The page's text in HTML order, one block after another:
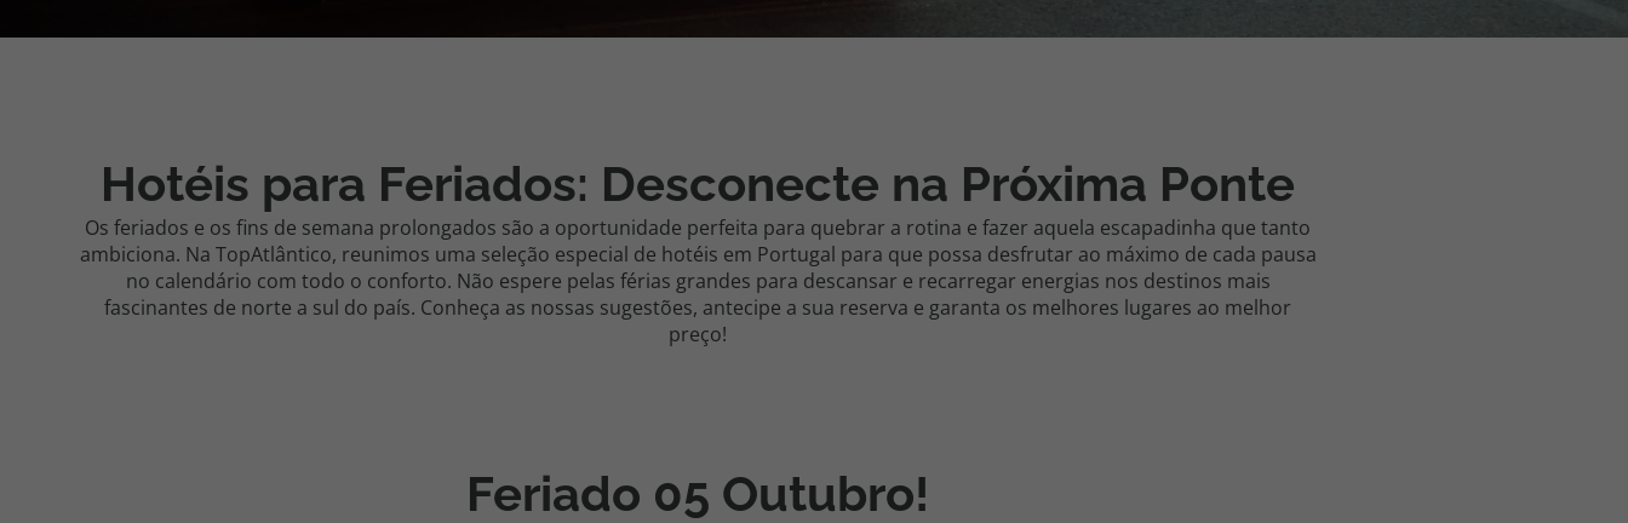
Top
Hotéis para Feriados: Desconecte na Próxima Ponte
Os feriados e os fins de semana prolongados são a oportunidade perfeita para quebrar a rotina e fazer aquela escapadinha que tanto
ambiciona. Na TopAtlântico, reunimos uma seleção especial de hotéis em Portugal para que possa desfrutar ao máximo de cada pausa
no calendário com todo o conforto. Não espere pelas férias grandes para descansar e recarregar energias nos destinos mais
fascinantes de norte a sul do país. Conheça as nossas sugestões, antecipe a sua reserva e garanta os melhores lugares ao melhor
preço!
Feriado 05 Outubro!